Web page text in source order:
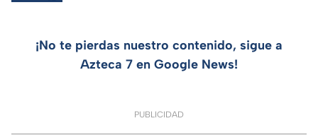
¡No te pierdas nuestro contenido, sigue a
Azteca 7 en Google News!
PUBLICIDAD